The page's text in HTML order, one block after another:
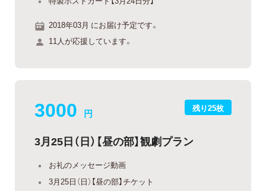
2018年03月 にお届け予定です。
11人が応援しています。
残り25枚
3000 円
3月25日（日）【昼の部】観劇プラン
お礼のメッセージ動画
3月25日（日）【昼の部】チケット